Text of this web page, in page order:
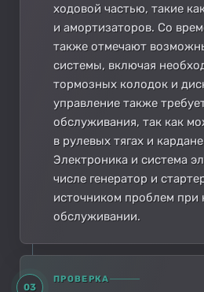
ходовой частью, такие
и амортизаторов. Со
также отмечают
системы, включая
тормозных колодок и
управление также
обслуживания, так как
в рулевых тягах и
Электроника и система
числе генератор и
источником проблем при
обслуживании.
03
ПРОВЕРКА